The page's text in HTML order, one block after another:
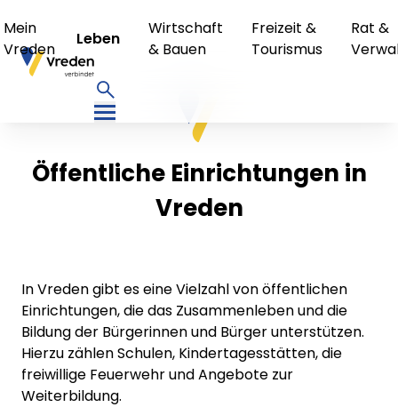
Mein
Vreden
Leben
Wirtschaft
& Bauen
Freizeit &
Tourismus
Rat &
Öffentliche Einrichtungen in
Vreden
In Vreden gibt es eine Vielzahl von öffentlichen
Einrichtungen, die das Zusammenleben und die
Bildung der Bürgerinnen und Bürger unterstützen.
Hierzu zählen Schulen, Kindertagesstätten, die
freiwillige Feuerwehr und Angebote zur
Weiterbildung.